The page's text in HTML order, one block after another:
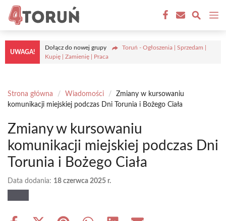
Przejdź
treści
UWAGA!
Dołącz do nowej grupy
Toruń - Ogłoszenia | Sprzedam |
Kupię | Zamienię | Praca
Strona główna / Wiadomości /
Zmiany w kursowaniu
komunikacji miejskiej podczas Dni Torunia i Bożego Ciała
Zmiany w kursowaniu
komunikacji miejskiej podczas Dni
Torunia i Bożego Ciała
Data dodania: 18 czerwca 2025 r.